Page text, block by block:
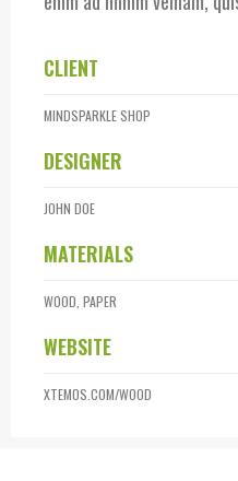
CLIENT
MINDSPARKLE SHOP
DESIGNER
JOHN DOE
MATERIALS
WOOD, PAPER
WEBSITE
XTEMOS.COM/WOOD